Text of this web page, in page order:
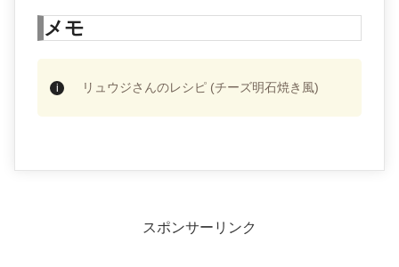
メモ
リュウジさんのレシピ (チーズ明石焼き風)
スポンサーリンク